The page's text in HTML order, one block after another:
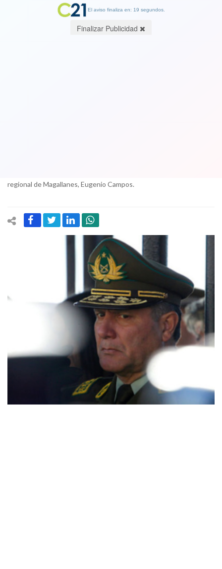
regional de Magallanes, Eugenio Campos.
El aviso finaliza en: 19 segundos.
Finalizar Publicidad